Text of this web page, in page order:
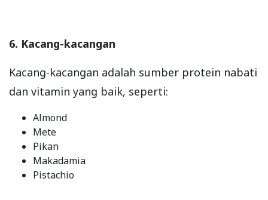
6. Kacang-kacangan
Kacang-kacangan adalah sumber protein nabati
dan vitamin yang baik, seperti:
Almond
Mete
Pikan
Makadamia
Pistachio